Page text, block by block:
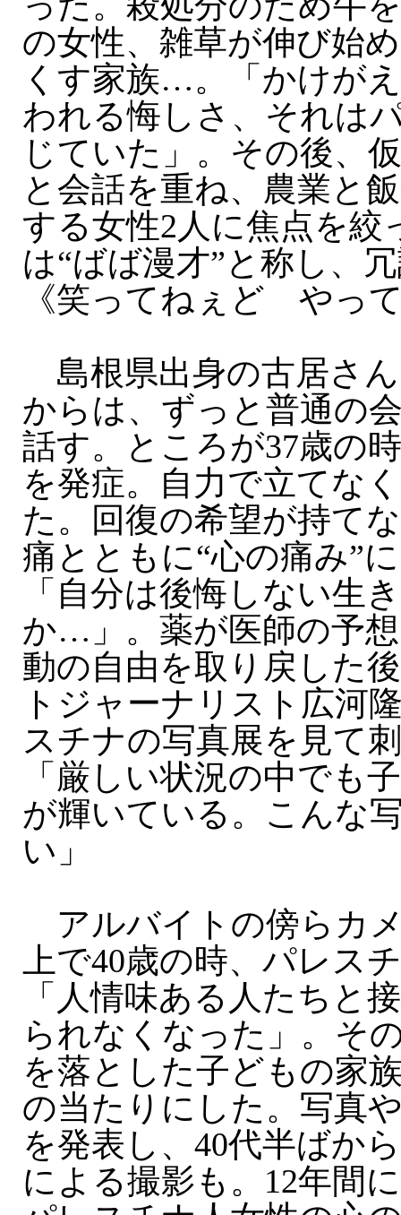
の女性、雑草が伸び始
くす家族…。「かけが
われる悔しさ、それは
じていた」。その後、
と会話を重ね、農業と
する女性2人に焦点を絞
は“ばば漫才”と称し、
《笑ってねぇど やっ
島根県出身の古居さ
からは、ずっと普通の
話す。ところが37歳の
を発症。自力で立てな
た。回復の希望が持て
痛とともに“心の痛み”
「自分は後悔しない生
か…」。薬が医師の予
動の自由を取り戻した
トジャーナリスト広河
スチナの写真展を見て
「厳しい状況の中でも
が輝いている。こんな
い」
アルバイトの傍らカ
上で40歳の時、パレス
「人情味ある人たちと
られなくなった」。そ
を落とした子どもの家
の当たりにした。写真
を発表し、40代半ばか
による撮影も。12年間